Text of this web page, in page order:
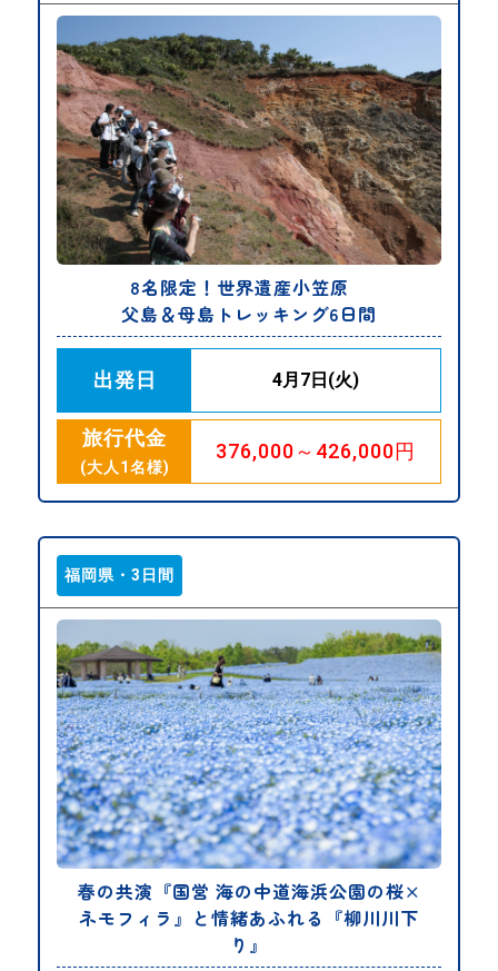
8名限定！世界遺産小笠原
父島＆母島トレッキング6日間
出発日 4月7日(火)
旅行代金
(大人1名様)
376,000～426,000円
福岡県・3日間
春の共演『国営 海の中道海浜公園の桜×
ネモフィラ』と情緒あふれる『柳川川下
り』